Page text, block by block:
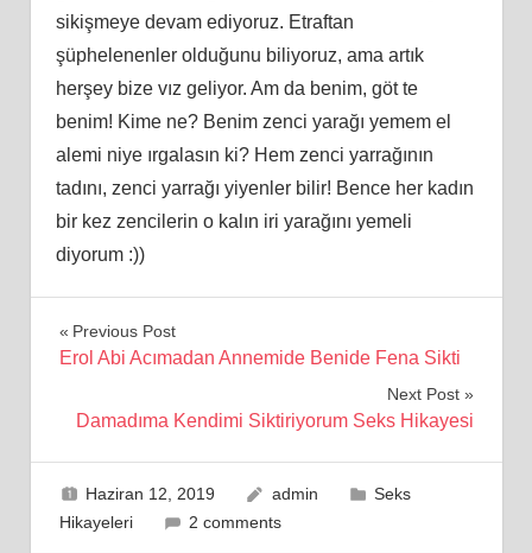
sikişmeye devam ediyoruz. Etraftan
şüphelenenler olduğunu biliyoruz, ama artık
herşey bize vız geliyor. Am da benim, göt te
benim! Kime ne? Benim zenci yarağı yemem el
alemi niye ırgalasın ki? Hem zenci yarrağının
tadını, zenci yarrağı yiyenler bilir! Bence her kadın
bir kez zencilerin o kalın iri yarağını yemeli
diyorum :))
Yazı
Previous Post
Erol Abi Acımadan Annemide Benide Fena Sikti
Next Post
Damadıma Kendimi Siktiriyorum Seks Hikayesi
Haziran 12, 2019 admin
Seks
Hikayeleri
2 comments